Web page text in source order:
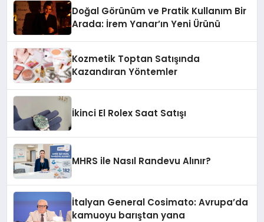
Doğal Görünüm ve Pratik Kullanım Bir
Arada: İrem Yanar’ın Yeni Ürünü
Kozmetik Toptan Satışında
Kazandıran Yöntemler
İkinci El Rolex Saat Satışı
MHRS ile Nasıl Randevu Alınır?
İtalyan General Cosimato: Avrupa’da
kamuoyu barıştan yana